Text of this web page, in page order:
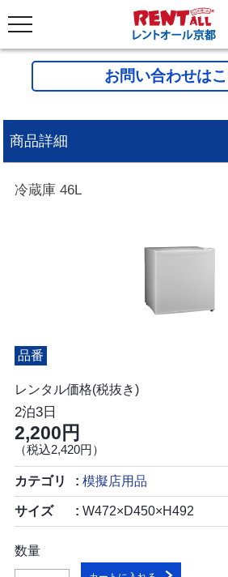
お問い合わせは
商品詳細
冷蔵庫 46L
品番
レンタル価格(税抜き)
2泊3日
2,200円
（税込2,420円）
カテゴリ 模擬店用品
サイズ W472×D450×H492
数量